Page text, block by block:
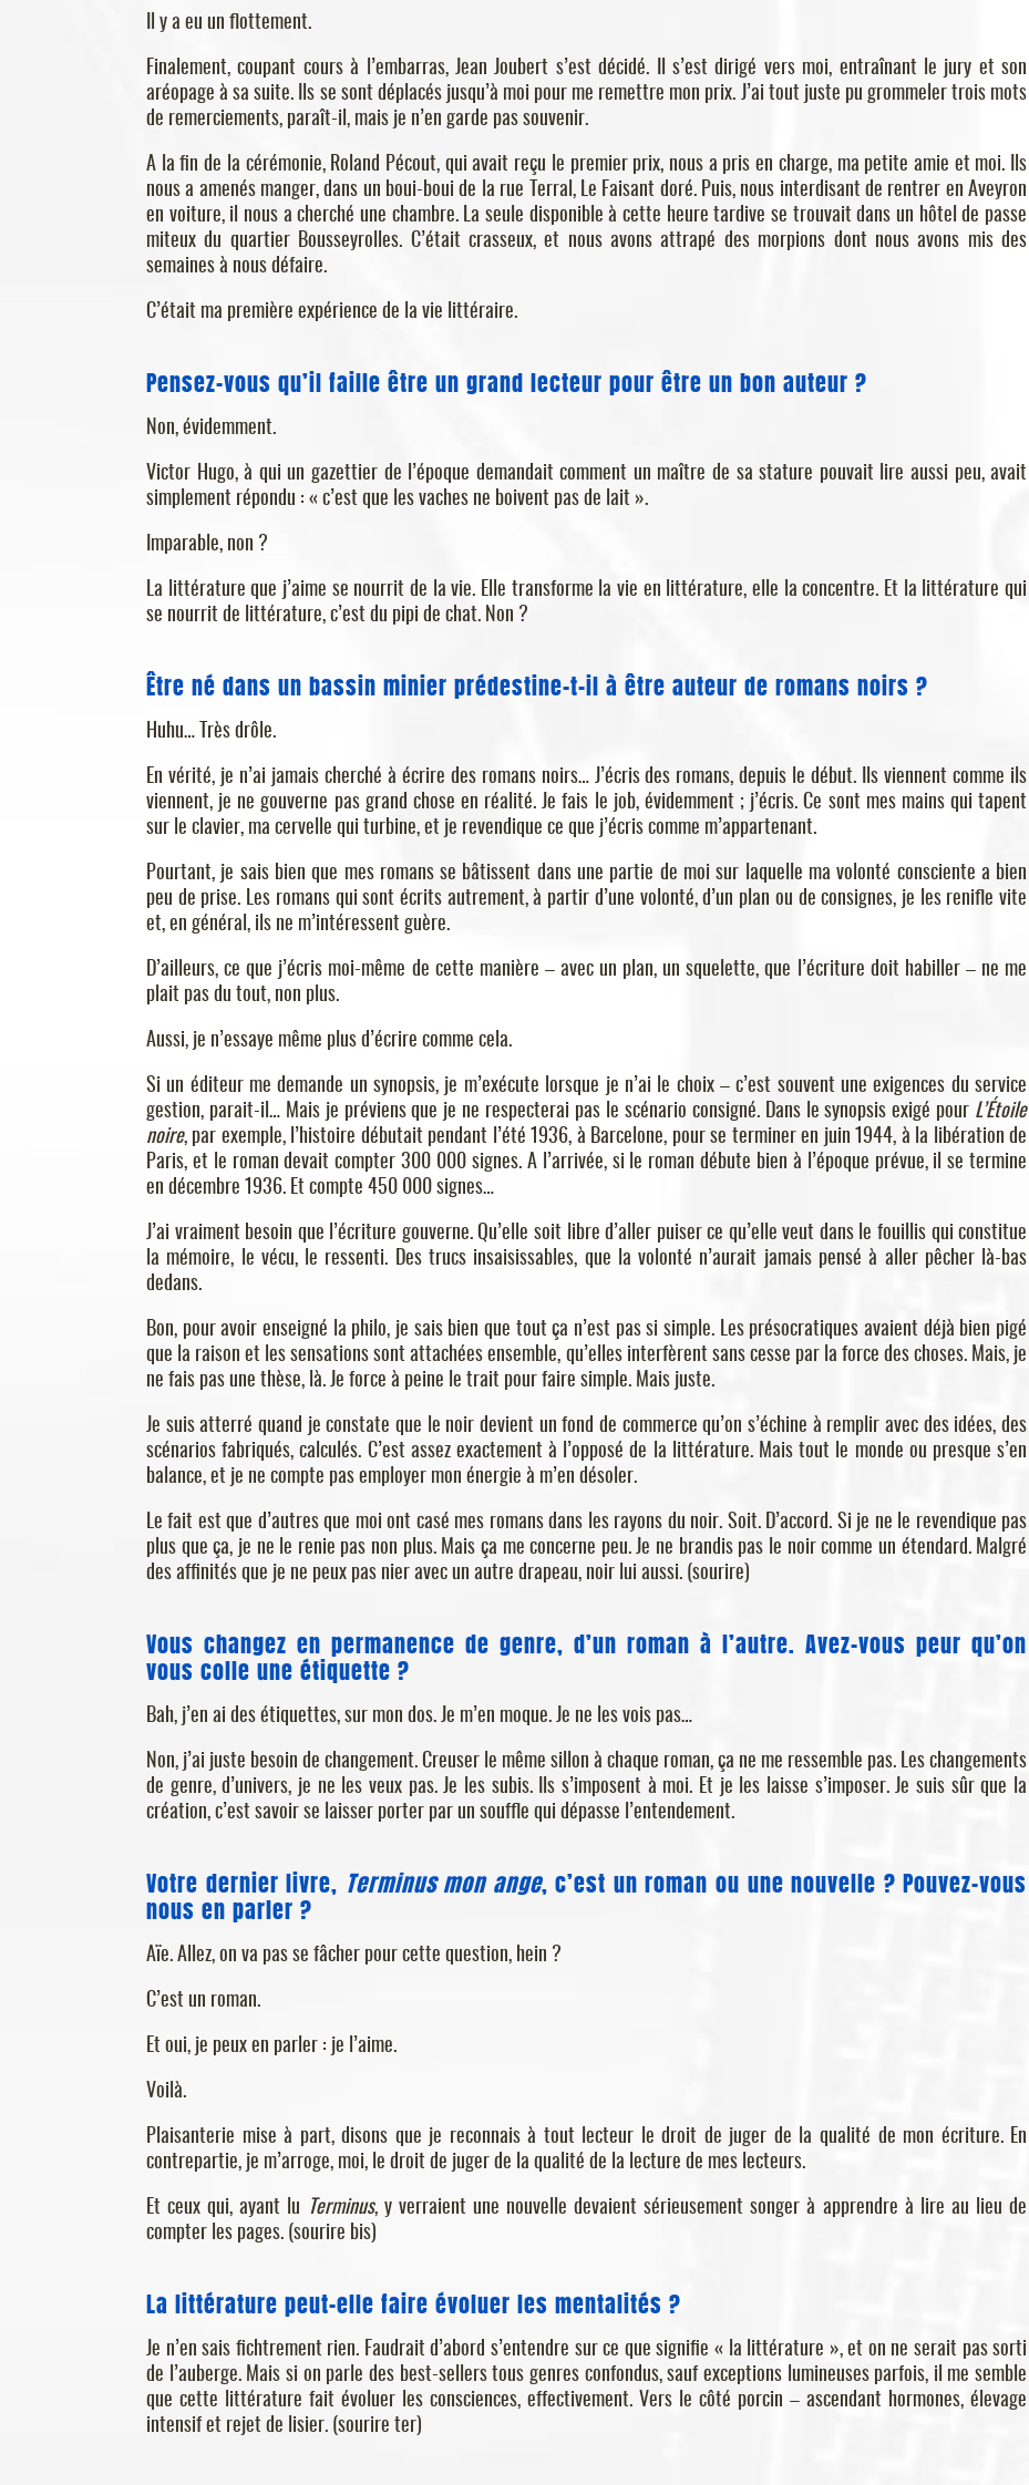
Il y a eu un flottement.
Finalement, coupant cours à l’embarras, Jean Joubert s’est décidé. Il s’est dirigé vers moi, entraînant le jury et son
aréopage à sa suite. Ils se sont déplacés jusqu’à moi pour me remettre mon prix. J’ai tout juste pu grommeler trois mots
de remerciements, paraît-il, mais je n’en garde pas souvenir.
A la fin de la cérémonie, Roland Pécout, qui avait reçu le premier prix, nous a pris en charge, ma petite amie et moi. Ils
nous a amenés manger, dans un boui-boui de la rue Terral, Le Faisant doré. Puis, nous interdisant de rentrer en Aveyron
en voiture, il nous a cherché une chambre. La seule disponible à cette heure tardive se trouvait dans un hôtel de passe
miteux du quartier Bousseyrolles. C’était crasseux, et nous avons attrapé des morpions dont nous avons mis des
semaines à nous défaire.
C’était ma première expérience de la vie littéraire.
Pensez-vous qu’il faille être un grand lecteur pour être un bon auteur ?
Non, évidemment.
Victor Hugo, à qui un gazettier de l’époque demandait comment un maître de sa stature pouvait lire aussi peu, avait
simplement répondu : « c’est que les vaches ne boivent pas de lait ».
Imparable, non ?
La littérature que j’aime se nourrit de la vie. Elle transforme la vie en littérature, elle la concentre. Et la littérature qui
se nourrit de littérature, c’est du pipi de chat. Non ?
Être né dans un bassin minier prédestine-t-il à être auteur de romans noirs ?
Huhu… Très drôle.
En vérité, je n’ai jamais cherché à écrire des romans noirs… J’écris des romans, depuis le début. Ils viennent comme ils
viennent, je ne gouverne pas grand chose en réalité. Je fais le job, évidemment ; j’écris. Ce sont mes mains qui tapent
sur le clavier, ma cervelle qui turbine, et je revendique ce que j’écris comme m’appartenant.
Pourtant, je sais bien que mes romans se bâtissent dans une partie de moi sur laquelle ma volonté consciente a bien
peu de prise. Les romans qui sont écrits autrement, à partir d’une volonté, d’un plan ou de consignes, je les renifle vite
et, en général, ils ne m’intéressent guère.
D’ailleurs, ce que j’écris moi-même de cette manière – avec un plan, un squelette, que l’écriture doit habiller – ne me
plait pas du tout, non plus.
Aussi, je n’essaye même plus d’écrire comme cela.
Si un éditeur me demande un synopsis, je m’exécute lorsque je n’ai le choix – c’est souvent une exigences du service
gestion, parait-il… Mais je préviens que je ne respecterai pas le scénario consigné. Dans le synopsis exigé pour L’Étoile
noire, par exemple, l’histoire débutait pendant l’été 1936, à Barcelone, pour se terminer en juin 1944, à la libération de
Paris, et le roman devait compter 300 000 signes. A l’arrivée, si le roman débute bien à l’époque prévue, il se termine
en décembre 1936. Et compte 450 000 signes…
J’ai vraiment besoin que l’écriture gouverne. Qu’elle soit libre d’aller puiser ce qu’elle veut dans le fouillis qui constitue
la mémoire, le vécu, le ressenti. Des trucs insaisissables, que la volonté n’aurait jamais pensé à aller pêcher là-bas
dedans.
Bon, pour avoir enseigné la philo, je sais bien que tout ça n’est pas si simple. Les présocratiques avaient déjà bien pigé
que la raison et les sensations sont attachées ensemble, qu’elles interfèrent sans cesse par la force des choses. Mais, je
ne fais pas une thèse, là. Je force à peine le trait pour faire simple. Mais juste.
Je suis atterré quand je constate que le noir devient un fond de commerce qu’on s’échine à remplir avec des idées, des
scénarios fabriqués, calculés. C’est assez exactement à l’opposé de la littérature. Mais tout le monde ou presque s’en
balance, et je ne compte pas employer mon énergie à m’en désoler.
Le fait est que d’autres que moi ont casé mes romans dans les rayons du noir. Soit. D’accord. Si je ne le revendique pas
plus que ça, je ne le renie pas non plus. Mais ça me concerne peu. Je ne brandis pas le noir comme un étendard. Malgré
des affinités que je ne peux pas nier avec un autre drapeau, noir lui aussi. (sourire)
Vous changez en permanence de genre, d’un roman à l’autre. Avez-vous peur qu’on
vous colle une étiquette ?
Bah, j’en ai des étiquettes, sur mon dos. Je m’en moque. Je ne les vois pas…
Non, j’ai juste besoin de changement. Creuser le même sillon à chaque roman, ça ne me ressemble pas. Les changements
de genre, d’univers, je ne les veux pas. Je les subis. Ils s’imposent à moi. Et je les laisse s’imposer. Je suis sûr que la
création, c’est savoir se laisser porter par un souffle qui dépasse l’entendement.
Votre dernier livre, Terminus mon ange, c’est un roman ou une nouvelle ? Pouvez-vous
nous en parler ?
Aïe. Allez, on va pas se fâcher pour cette question, hein ?
C’est un roman.
Et oui, je peux en parler : je l’aime.
Voilà.
Plaisanterie mise à part, disons que je reconnais à tout lecteur le droit de juger de la qualité de mon écriture. En
contrepartie, je m’arroge, moi, le droit de juger de la qualité de la lecture de mes lecteurs.
Et ceux qui, ayant lu Terminus, y verraient une nouvelle devaient sérieusement songer à apprendre à lire au lieu de
compter les pages. (sourire bis)
La littérature peut-elle faire évoluer les mentalités ?
Je n’en sais fichtrement rien. Faudrait d’abord s’entendre sur ce que signifie « la littérature », et on ne serait pas sorti
de l’auberge. Mais si on parle des best-sellers tous genres confondus, sauf exceptions lumineuses parfois, il me semble
que cette littérature fait évoluer les consciences, effectivement. Vers le côté porcin – ascendant hormones, élevage
intensif et rejet de lisier. (sourire ter)